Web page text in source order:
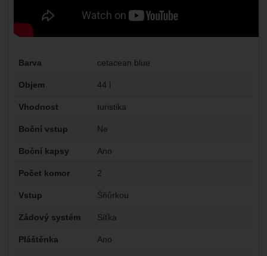
Parametry
Barva cetacean blue
Objem 44 l
Vhodnost turistika
Boční vstup Ne
Boční kapsy Ano
Počet komor 2
Vstup Šňůrkou
Zádový systém Síťka
Pláštěnka Ano